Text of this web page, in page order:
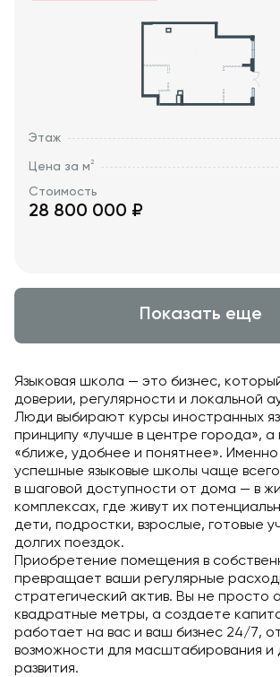
Этаж
Цена за м2
Стоимость
28 800 000 ₽
Показать еще
Языковая школа — это бизнес,
доверии, регулярности и локальной
Люди выбирают курсы иностранных
принципу «лучше в центре города», а
«ближе, удобнее и понятнее».
успешные языковые школы чаще
в шаговой доступности от дома — в
комплексах, где живут их
дети, подростки, взрослые, готовые
долгих поездок.
Приобретение помещения в
превращает ваши регулярные
стратегический актив. Вы не просто
квадратные метры, а создаете
работает на вас и ваш бизнес 24/7,
возможности для масштабирования и
развития.